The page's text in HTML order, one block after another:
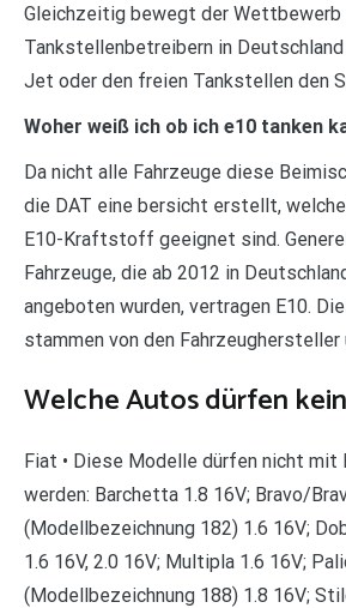
Gleichzeitig bewegt der Wettbewerb
Tankstellenbetreibern in
Jet oder den freien Tankstellen den
Woher weiß ich ob ich e10 tanken
Da nicht alle Fahrzeuge diese
die DAT eine bersicht erstellt,
E10-Kraftstoff geeignet sind.
Fahrzeuge, die ab 2012 in
angeboten wurden, vertragen E10.
stammen von den Fahrzeughersteller
Welche Autos dürfen
Fiat • Diese Modelle dürfen nicht mit
werden: Barchetta 1.8 16V; Bravo/
(Modellbezeichnung 182) 1.6 16V;
1.6 16V, 2.0 16V; Multipla 1.6 16V;
(Modellbezeichnung 188) 1.8 16V;